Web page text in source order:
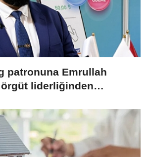
patronuna Emrullah
liderliğinden
el konuldu